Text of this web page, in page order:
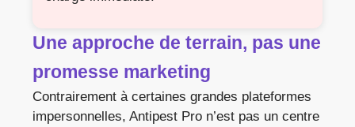
Une approche de terrain, pas une
promesse marketing
Contrairement à certaines grandes plateformes
impersonnelles, Antipest Pro n’est pas un centre